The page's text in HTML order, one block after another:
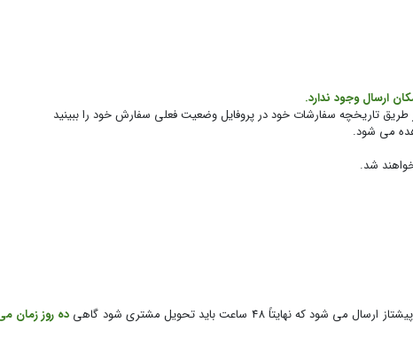
ارسال وجود ندارد.
تاریخچه سفارشات خود در پروفایل وضعیت فعلی سفارش خود را ببینید
می شود.
شد.
48 ساعت باید تحویل مشتری شود گاهی
ده روز زمان